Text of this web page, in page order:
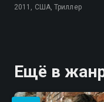
2011, США, Триллер
Ещё в